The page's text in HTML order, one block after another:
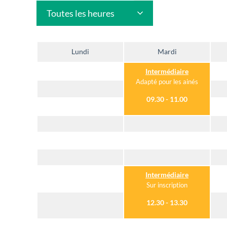
Toutes les heures
Lundi Mardi
Intermédiaire
Adapté pour les ainés
09.30 - 11.00
Intermédiaire
Sur inscription
12.30 - 13.30